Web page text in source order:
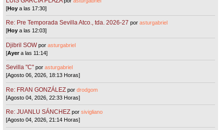
[Hoy a las 17:30]
Re: Pre Temporada Sevilla Atco., tda. 2026-27 porasturgabriel
[Hoy a las 12:03]
Djibril SOW porasturgabriel
[Ayera las 11:14]
Sevilla "C"porasturgabriel
[Agosto 06, 2026, 18:13 Horas]
Re: FRAN GONZÁLEZ pordrodgom
[Agosto 04, 2026, 22:33 Horas]
Re: JUANLU SÁNCHEZ porsivigliano
[Agosto 04, 2026, 21:14 Horas]